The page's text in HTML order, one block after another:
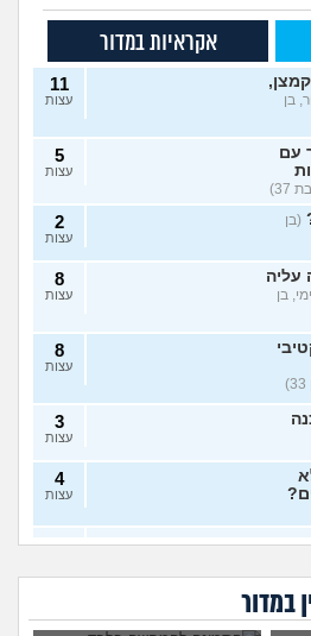
אקראיות במדור
בן
11
עצות
עם
5
עצות
(בן
2
עצות
עליה
בן
8
עצות
8
עצות
3
עצות
4
עצות
28)
6
(אנונימי,
3
עצות
במדור
האם להתגרש בשביל
ריגוש?
הוא התאהב בבחורה